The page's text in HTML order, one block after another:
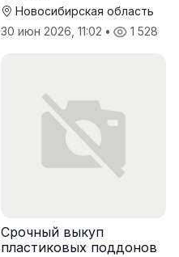
Новосибирская область
30 июн 2026, 11:02 • 1 528
Срочный выкуп
пластиковых поддонов